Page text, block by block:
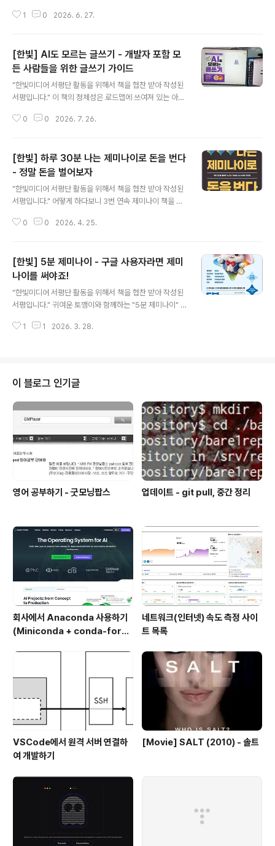
하고 싶은 분들을 위한 친절한 안내서이다. eBook을 열어
유명한 분이셨다 !!! - https://search.kyobobook.co.
kr/search?keyword=%EC%84%9C%EC%A7%8
0%EC%98%81&target=total&totalType=kyobo
&ra=date&chrcCode=1000509412 내가 봤던 많은
책의 저자이셨다! 왜 몰랐을까!? 왜 책에 저자 이력을 기재
하지 않으셨을까?아! ..
1 0 2026. 6. 27.
[한빛] AI도 모르는 글쓰기 - 개발자 포함 모
든 사람들을 위한 글쓰기 가이드
"한빛미디어 서평단 활동을 위해서 책을 협찬 받아 작성된
서평입니다." 이 책의 정체성은 로드맵에 쓰여져 있는 아래
급한 사람이라면 3장 살펴보고,필요한 사례만 4~6장에서
었다. 서비스에서 종종 "권한이 없습니다"와 같은 시스템
메시지를 전달하곤 했는데,이렇게 문제만 알려주는 것에서
그치지 말고 아래와 같은 메시지를 전달했어야 했다! "이
기능은 편집 권한이 있는 사용자만 이용할 수 있습니다. 권
청해 주세요" 이런 식으로 메시지를 전달했다면 사용자로
0 0 2026. 7. 26.
[한빛] 하루 30분 나는 제미나이로 돈을 번다
- 정말 돈을 벌어보자
"한빛미디어 서평단 활동을 위해서 책을 협찬 받아 작성된
서평입니다." 어떻게 하다보니 3번 연속 제미나이 책을 공
야 할 것만 같은 압박감이 밀려오는 것 같다. 😅 어!? 간만
실 그래서 이 책을 선택했다 😅) 최근 `AI 수익화`와 관련
한 컨텐츠가 우후죽순 쏟아지는 이유는 아래와 같은 이론
(?)에 기반하고 있다. 이 책 역시 제미나이를 공부하는 것에
포커스를 맞춘 책이 아니라제미나이라는 도구를 이용하여
수익화를 하는 방법을 배우기 위한 책이다.책에서도 대상
독자를 그렇게 설정하고 있다. 그리고, 이 책으로 공부하
0 0 2026. 4. 25.
[한빛] 5분 제미나이 - 구글 사용자라면 제미
나이를 써야죠!
"한빛미디어 서평단 활동을 위해서 책을 협찬 받아 작성된
서평입니다." 귀여운 토깽이와 함께하는 "5분 제미나이" !!!
제미나이를 공부하게 되었다. ㅋ- [한빛] "누구나 아는 나
책 모두 S/W개발자만 위한 것이 아니고, 모두를 위한 책이
다.그리고, 정말 성의 충만한(?) 책이기도 하다. 동영상 강
의 및 프롬프트를 포함해서 다양한 자료를 제공해주고 있
다.엑셀 파일도 그냥 시트 하나가 아니라 여러 개의 시트로
많은 것을 공유해준다. 목차를 보면 이 책의 특징을 더 ..
1 1 2026. 3. 28.
이 블로그 인기글
영어 공부하기 - 굿모닝팝스 업데이트 - git pull, 중간 정리
회사에서 Anaconda 사용하기
(Miniconda + conda-forg
네트워크(인터넷) 속도 측정 사이
트 목록
VSCode에서 원격 서버 연결하
여 개발하기
[Movie] SALT (2010) - 솔트